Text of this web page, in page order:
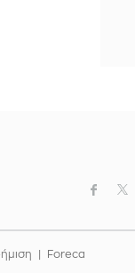
Foreca